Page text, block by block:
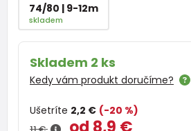
74/80 | 9-12m
skladem
Skladem 2 ks
Kedy vám produkt doručíme?
Ušetríte 2,2 € (-20 %)